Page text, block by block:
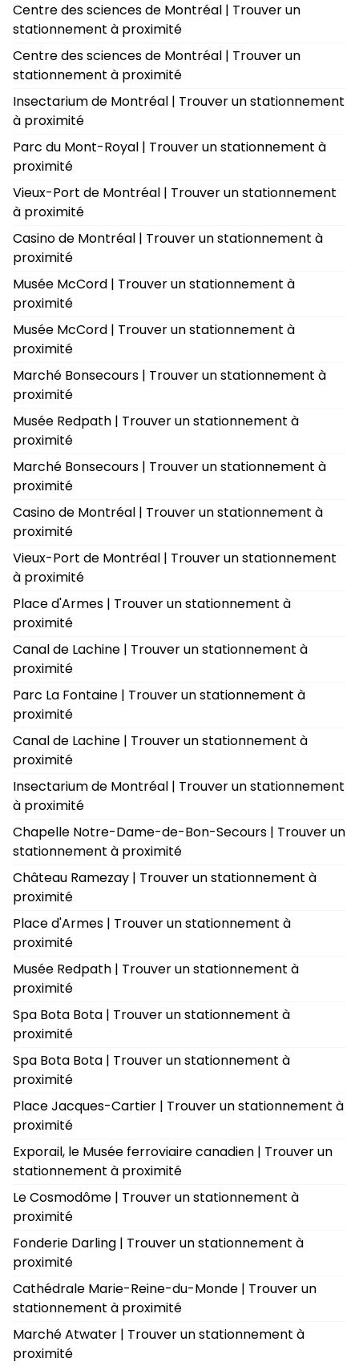
Centre des sciences de Montréal | Trouver un
stationnement à proximité
Centre des sciences de Montréal | Trouver un
stationnement à proximité
Insectarium de Montréal | Trouver un stationnement
à proximité
Parc du Mont-Royal | Trouver un stationnement à
proximité
Vieux-Port de Montréal | Trouver un stationnement
à proximité
Casino de Montréal | Trouver un stationnement à
proximité
Musée McCord | Trouver un stationnement à
proximité
Musée McCord | Trouver un stationnement à
proximité
Marché Bonsecours | Trouver un stationnement à
proximité
Musée Redpath | Trouver un stationnement à
proximité
Marché Bonsecours | Trouver un stationnement à
proximité
Casino de Montréal | Trouver un stationnement à
proximité
Vieux-Port de Montréal | Trouver un stationnement
à proximité
Place d'Armes | Trouver un stationnement à
proximité
Canal de Lachine | Trouver un stationnement à
proximité
Parc La Fontaine | Trouver un stationnement à
proximité
Canal de Lachine | Trouver un stationnement à
proximité
Insectarium de Montréal | Trouver un stationnement
à proximité
Chapelle Notre-Dame-de-Bon-Secours | Trouver un
stationnement à proximité
Château Ramezay | Trouver un stationnement à
proximité
Place d'Armes | Trouver un stationnement à
proximité
Musée Redpath | Trouver un stationnement à
proximité
Spa Bota Bota | Trouver un stationnement à
proximité
Spa Bota Bota | Trouver un stationnement à
proximité
Place Jacques-Cartier | Trouver un stationnement à
proximité
Exporail, le Musée ferroviaire canadien | Trouver un
stationnement à proximité
Le Cosmodôme | Trouver un stationnement à
proximité
Fonderie Darling | Trouver un stationnement à
proximité
Cathédrale Marie-Reine-du-Monde | Trouver un
stationnement à proximité
Marché Atwater | Trouver un stationnement à
proximité